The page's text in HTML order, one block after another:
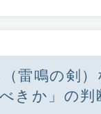
雷鳴の剣
きか」の